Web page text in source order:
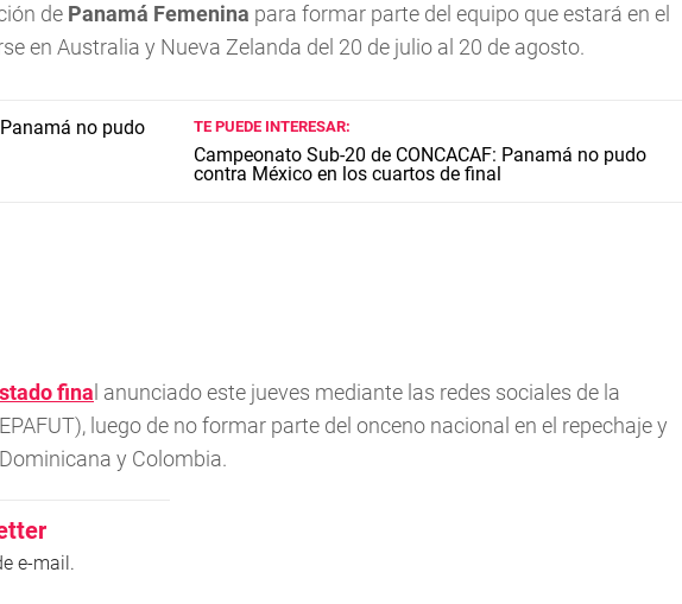
de Panamá Femenina para formar parte del equipo que estará en el
en Australia y Nueva Zelanda del 20 de julio al 20 de agosto.
TE PUEDE INTERESAR:
Campeonato Sub-20 de CONCACAF: Panamá no pudo
contra México en los cuartos de final
fina l anunciado este jueves mediante las redes sociales de la
luego de no formar parte del onceno nacional en el repechaje y
y Colombia.
e-mail.